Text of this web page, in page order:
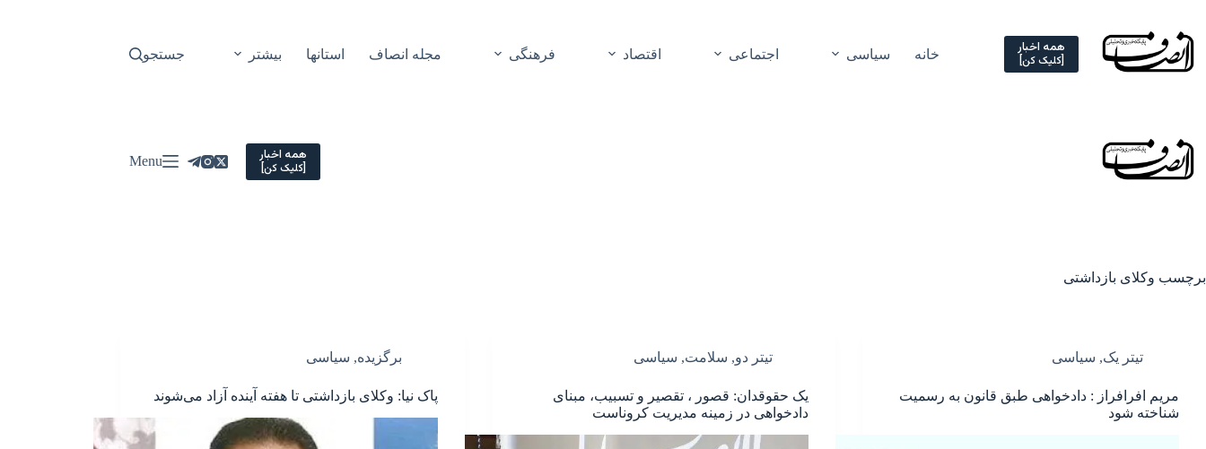
content
همه اخبار
[کلیک کن] خانه سیاسی اجتماعی اقتصاد فرهنگی مجله انصاف استانها بیشتر جستجو
همه اخبار
[کلیک کن] Menu
برچسب وکلای بازداشتی
تیتر یک, سیاسی
مریم افرافراز : دادخواهی طبق قانون به رسمیت
شناخته شود
تیتر دو, سلامت, سیاسی
یک حقوقدان: قصور ، تقصیر و تسبیب، مبنای
دادخواهی در زمینه مدیریت کروناست
برگزیده, سیاسی
پاک نیا: وکلای بازداشتی تا هفته آینده آزاد می‌شوند